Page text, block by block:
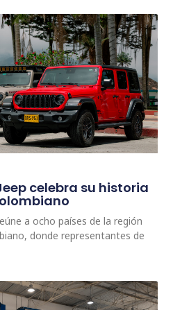
celebra su historia
a ocho países de la región
donde representantes de